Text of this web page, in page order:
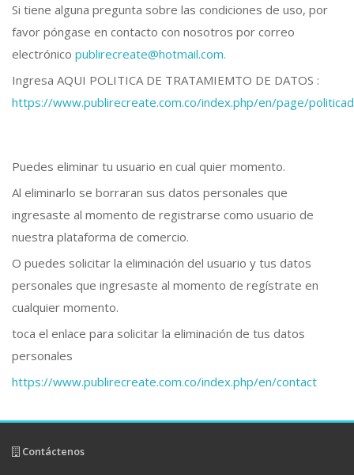
Si tiene alguna pregunta sobre las condiciones de uso, por
favor póngase en contacto con nosotros por correo
electrónico publirecreate@hotmail.com.
Ingresa AQUI POLITICA DE TRATAMIEMTO DE DATOS :
https://www.publirecreate.com.co/index.php/en/page/
Puedes eliminar tu usuario en cual quier momento.
Al eliminarlo se borraran sus datos personales que
ingresaste al momento de registrarse como usuario de
nuestra plataforma de comercio.
O puedes solicitar la eliminación del usuario y tus datos
personales que ingresaste al momento de regístrate en
cualquier momento.
toca el enlace para solicitar la eliminación de tus datos
personales
https://www.publirecreate.com.co/index.php/en/contact
Contáctenos